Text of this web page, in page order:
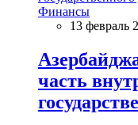
Финансы
13 февраль
часть